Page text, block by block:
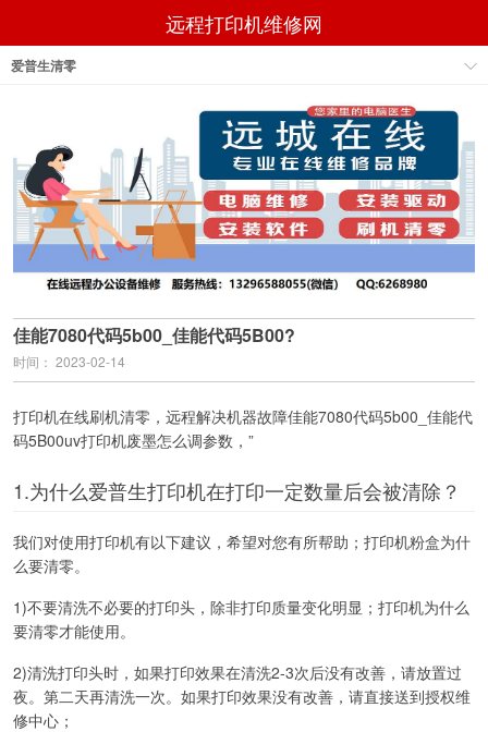
远程打印机维修网
爱普生清零
佳能7080代码5b00_佳能代码5B00?
时间： 2023-02-14
打印机在线刷机清零，远程解决机器故障佳能7080代码5b00_佳能代
码5B00uv打印机废墨怎么调参数，”
1.为什么爱普生打印机在打印一定数量后会被清除？
我们对使用打印机有以下建议，希望对您有所帮助；打印机粉盒为什
么要清零。
1)不要清洗不必要的打印头，除非打印质量变化明显；打印机为什么
要清零才能使用。
2)清洗打印头时，如果打印效果在清洗2-3次后没有改善，请放置过
夜。第二天再清洗一次。如果打印效果没有改善，请直接送到授权维
修中心；